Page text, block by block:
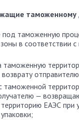
таможенному
таможенную
в соответствии
таможенную
таможенной
—
ЕАЭС при